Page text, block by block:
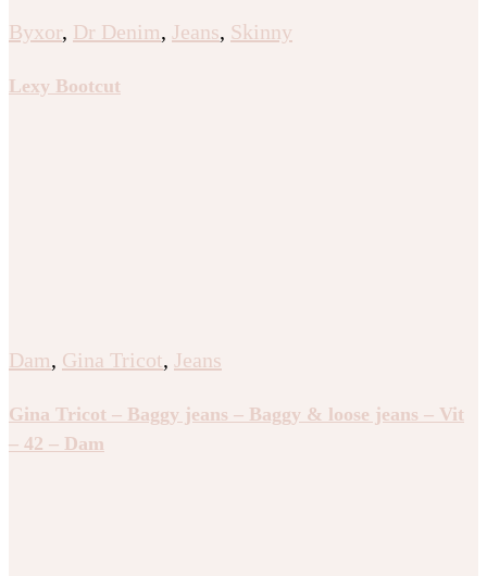
Byxor, Dr Denim, Jeans, Skinny
Lexy Bootcut
Dam, Gina Tricot, Jeans
Gina Tricot – Baggy jeans – Baggy & loose jeans – Vit
– 42 – Dam